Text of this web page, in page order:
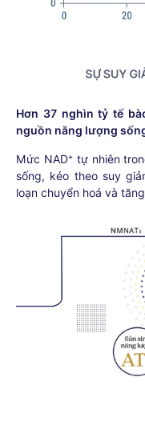
Hơn 37 nghìn tỷ tế
nguồn năng lượng
Mức NAD⁺ tự nhiên
sống, kéo theo suy
loạn chuyển hoá và